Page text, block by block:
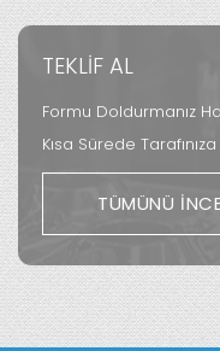
TEKLİF AL
Formu Doldurmanız
Kısa Sürede
TÜMÜNÜ